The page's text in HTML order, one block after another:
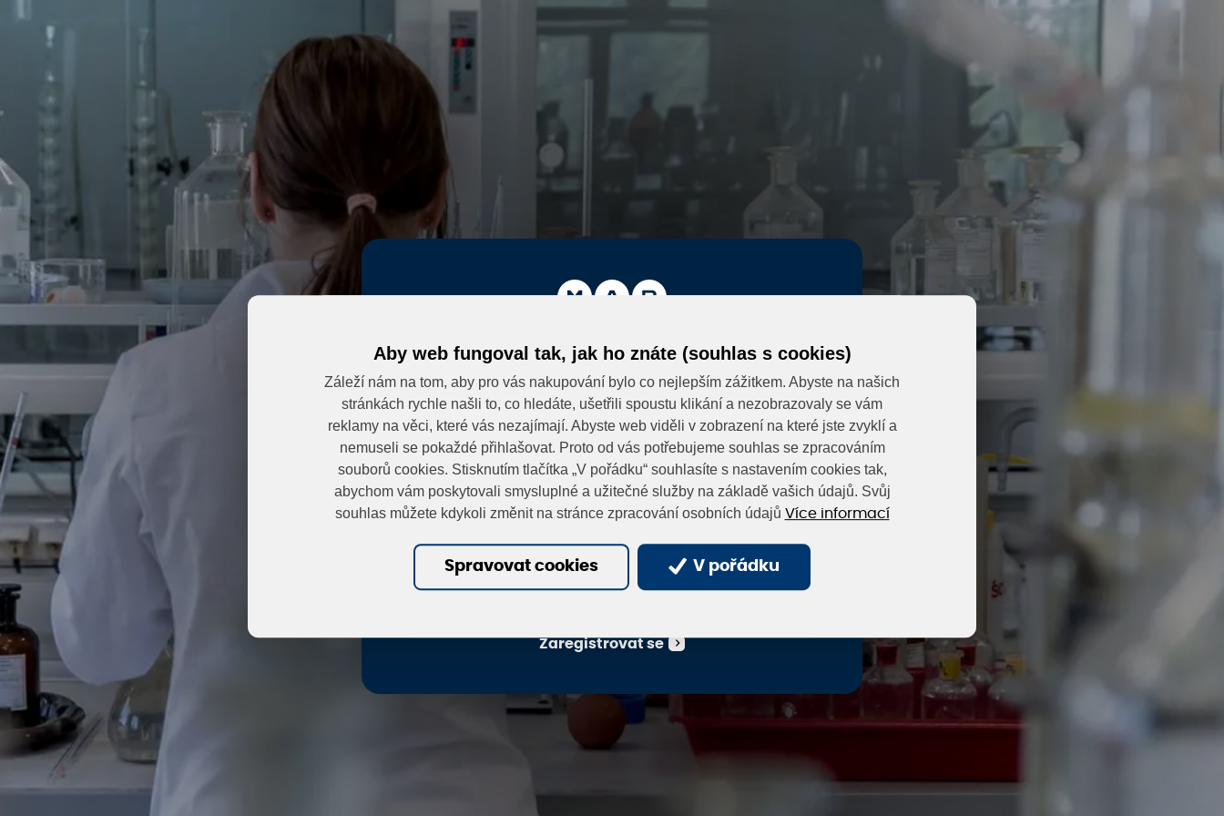
Eshop MK MARKET
Přihlášení do partnerské zóny
E-mail
Heslo
Zaregistrovat se
Aby web fungoval tak, jak ho znáte (souhlas s cookies)
Záleží nám na tom, aby pro vás nakupování bylo co nejlepším zážitkem. Abyste na našich
stránkách rychle našli to, co hledáte, ušetřili spoustu klikání a nezobrazovaly se vám
reklamy na věci, které vás nezajímají. Abyste web viděli v zobrazení na které jste zvyklí a
nemuseli se pokaždé přihlašovat. Proto od vás potřebujeme souhlas se zpracováním
souborů cookies. Stisknutím tlačítka „V pořádku“ souhlasíte s nastavením cookies tak,
abychom vám poskytovali smysluplné a užitečné služby na základě vašich údajů. Svůj
souhlas můžete kdykoli změnit na stránce zpracování osobních údajů Více informací
Spravovat cookies V pořádku